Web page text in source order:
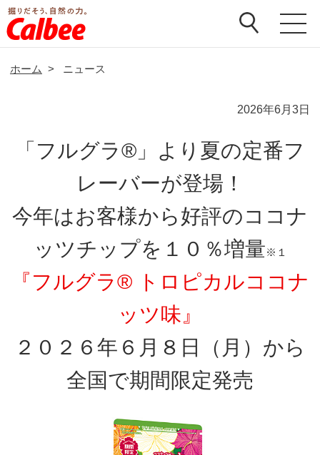
ホーム > ニュース
2026年6月3日
「フルグラ®」より夏の定番フ
レーバーが登場！
今年はお客様から好評のココナ
ッツチップを１０％増量※１
『フルグラ® トロピカルココナ
ッツ味』
２０２６年６月８日（月）から
全国で期間限定発売